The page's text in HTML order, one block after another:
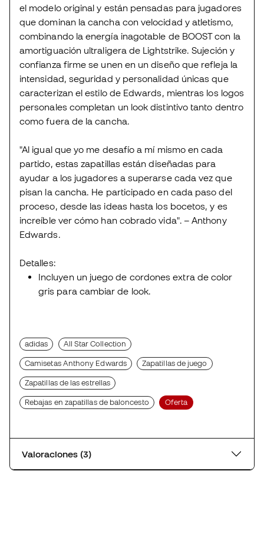
el modelo original y están pensadas para jugadores
que dominan la cancha con velocidad y atletismo,
combinando la energía inagotable de BOOST con la
amortiguación ultraligera de Lightstrike. Sujeción y
confianza firme se unen en un diseño que refleja la
intensidad, seguridad y personalidad únicas que
caracterizan el estilo de Edwards, mientras los logos
personales completan un look distintivo tanto dentro
como fuera de la cancha.
"Al igual que yo me desafío a mí mismo en cada
partido, estas zapatillas están diseñadas para
ayudar a los jugadores a superarse cada vez que
pisan la cancha. He participado en cada paso del
proceso, desde las ideas hasta los bocetos, y es
increíble ver cómo han cobrado vida". – Anthony
Edwards.
Detalles:
Incluyen un juego de cordones extra de color
gris para cambiar de look.
adidas All Star Collection
Camisetas Anthony Edwards Zapatillas de juego
Zapatillas de las estrellas
Rebajas en zapatillas de baloncesto Oferta
Valoraciones (3)